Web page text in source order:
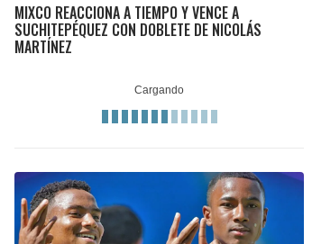
MIXCO REACCIONA A TIEMPO Y VENCE A
SUCHITEPÉQUEZ CON DOBLETE DE NICOLÁS
MARTÍNEZ